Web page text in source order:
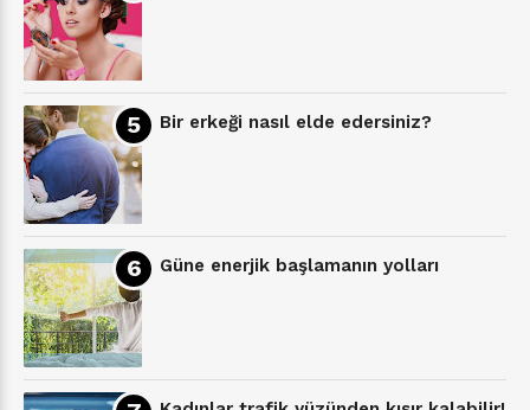
Bir erkeği nasıl elde edersiniz?
Güne enerjik başlamanın yolları